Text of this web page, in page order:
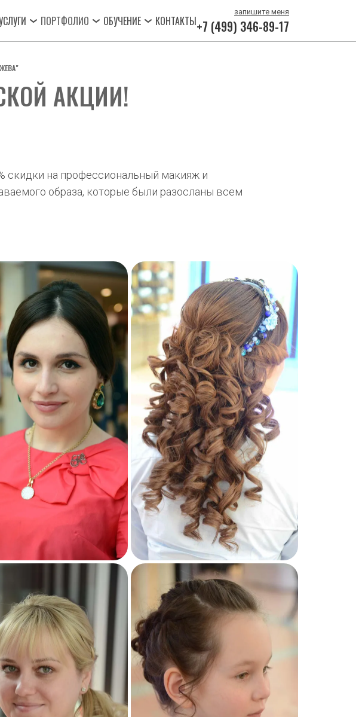
ПОРТФОЛИО ОБУЧЕНИЕ КОНТАКТЫ
запишите меня
+7 (499) 346-89-17
АКЦИИ!
скидки на профессиональный макияж и
образа, которые были разосланы всем